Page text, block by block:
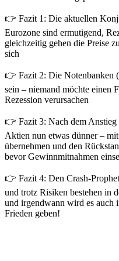
👉 Fazit 1: Die aktuellen
Eurozone sind ermutigend,
gleichzeitig gehen die Preise
sich
👉 Fazit 2: Die Notenbanken
sein – niemand möchte einen
Rezession verursachen
👉 Fazit 3: Nach dem
Aktien nun etwas dünner –
übernehmen und den
bevor Gewinnmitnahmen
👉 Fazit 4: Den Crash-
und trotz Risiken bestehen in
und irgendwann wird es
Frieden geben!